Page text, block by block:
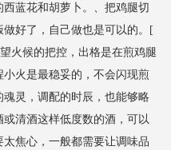
蓝花和胡萝卜。、把鸡腿切
好了，自己做也是可以的。[
火候的把控，出格是在煎鸡腿
火是最稳妥的，不会闪现煎
灵，调配的时辰，也能够略
清酒这样低度数的酒，可以
焦心，一般都需要让调味品